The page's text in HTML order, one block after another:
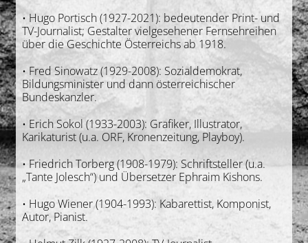
• Hugo Portisch (1927-2021): bedeutender Print- und
TV-Journalist; Gestalter vielgesehener Fernsehreihen
über die Geschichte Österreichs ab 1918.
• Fred Sinowatz (1929-2008): Sozialdemokrat,
Bildungsminister und dann österreichischer
Bundeskanzler.
• Erich Sokol (1933-2003): Grafiker, Illustrator,
Karikaturist (u.a. ORF, Kronenzeitung, Playboy).
• Friedrich Torberg (1908-1979): Schriftsteller (u.a.
„Tante Jolesch“) und Übersetzer Ephraim Kishons.
• Hugo Wiener (1904-1993): Kabarettist, Komponist,
Autor, Pianist.